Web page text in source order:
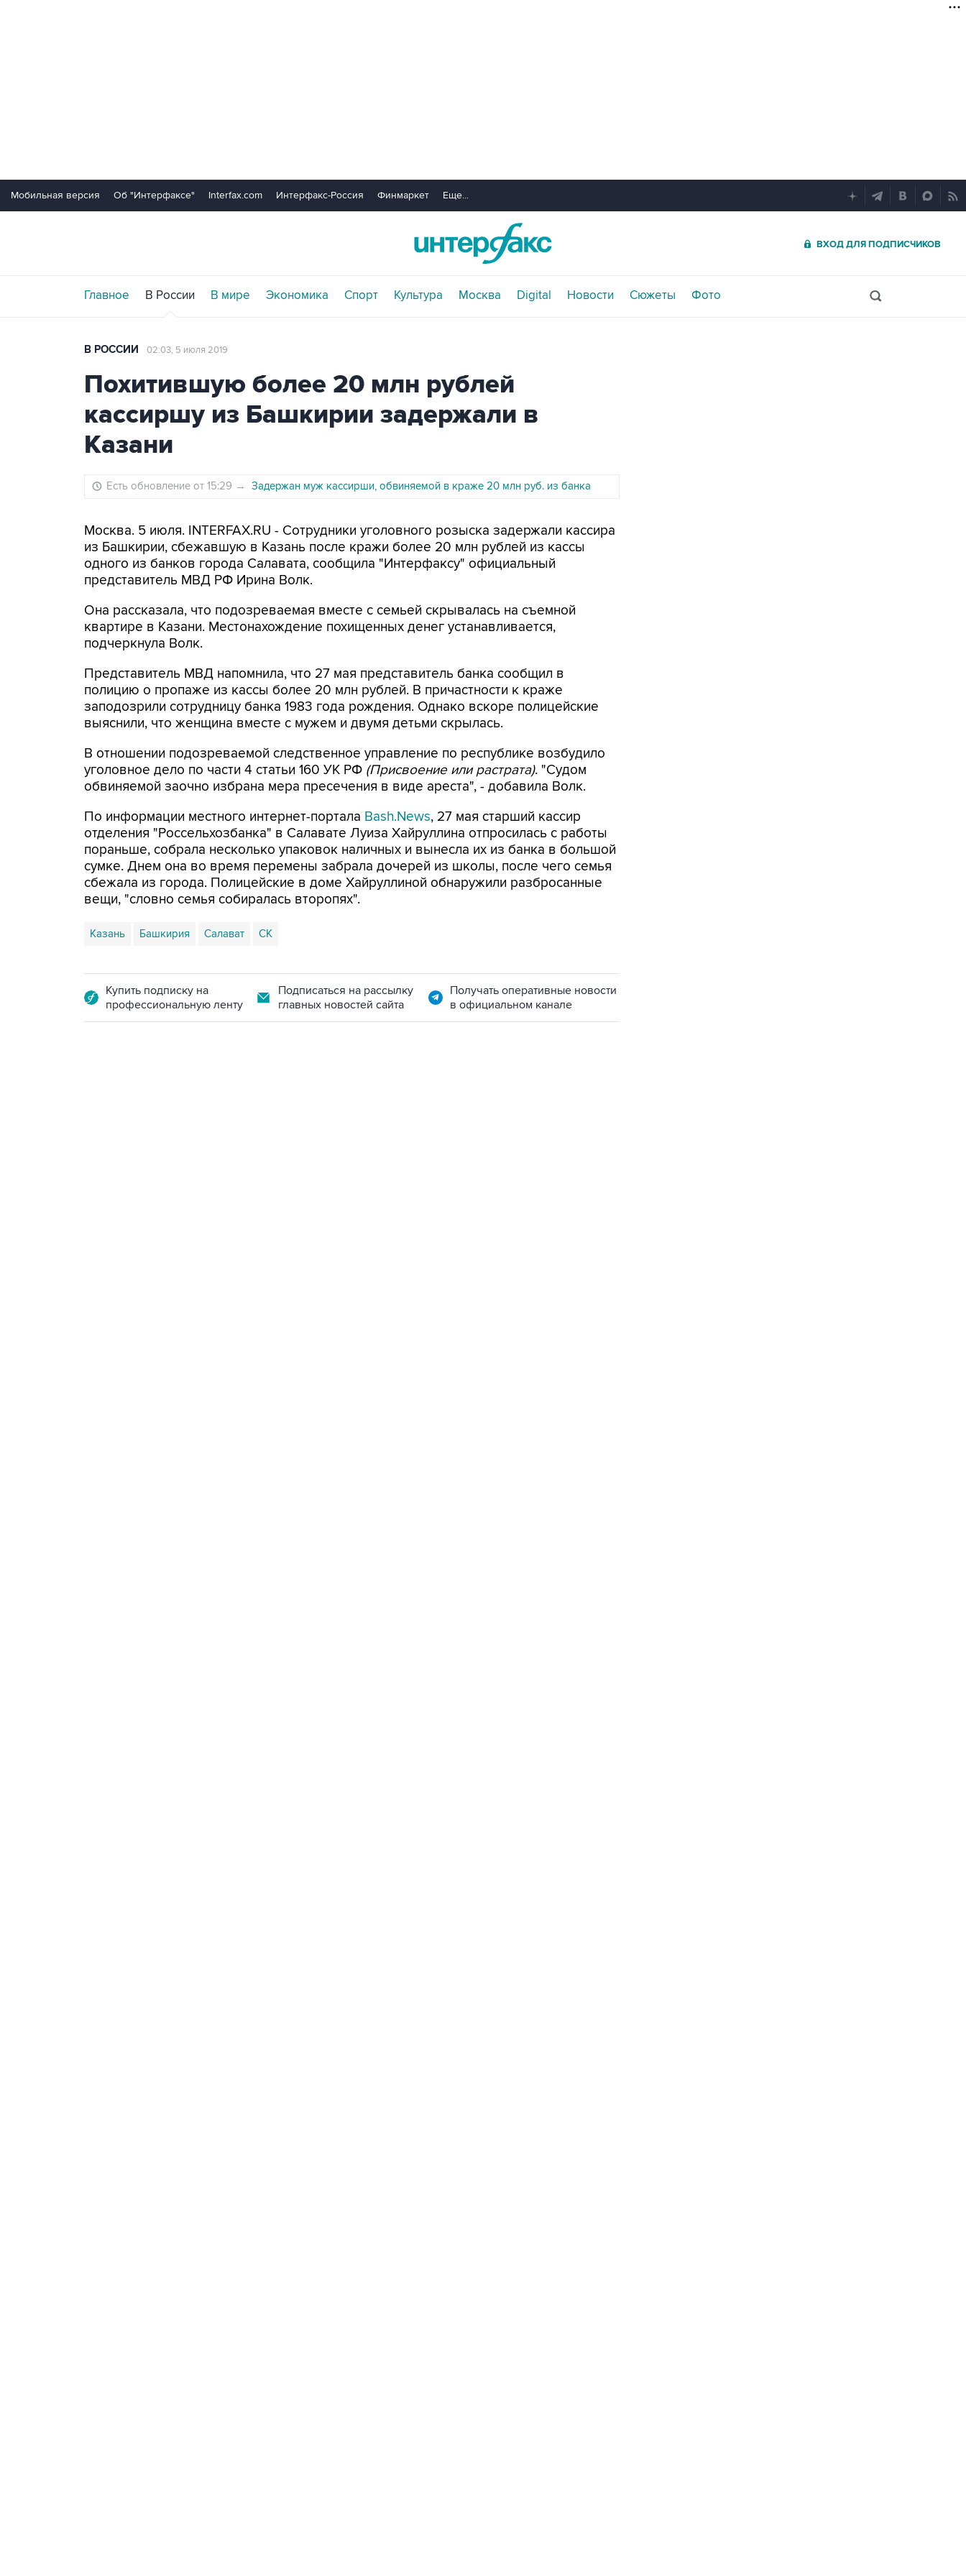
Мобильная версия Об "Интерфаксе" Interfax.com Интерфакс-Россия Финмаркет Еще...
ВХОД ДЛЯ ПОДПИСЧИКОВ
Главное В России В мире Экономика Спорт Культура Москва Digital Новости Сюжеты Фото
В РОССИИ 02:03, 5 июля 2019
Похитившую более 20 млн рублей
кассиршу из Башкирии задержали в
Казани
Есть обновление от 15:29 → Задержан муж кассирши, обвиняемой в краже 20 млн руб. из банка
Москва. 5 июля. INTERFAX.RU - Сотрудники уголовного розыска задержали кассира
из Башкирии, сбежавшую в Казань после кражи более 20 млн рублей из кассы
одного из банков города Салавата, сообщила "Интерфаксу" официальный
представитель МВД РФ Ирина Волк.
Она рассказала, что подозреваемая вместе с семьей скрывалась на съемной
квартире в Казани. Местонахождение похищенных денег устанавливается,
подчеркнула Волк.
Представитель МВД напомнила, что 27 мая представитель банка сообщил в
полицию о пропаже из кассы более 20 млн рублей. В причастности к краже
заподозрили сотрудницу банка 1983 года рождения. Однако вскоре полицейские
выяснили, что женщина вместе с мужем и двумя детьми скрылась.
В отношении подозреваемой следственное управление по республике возбудило
уголовное дело по части 4 статьи 160 УК РФ (Присвоение или растрата). "Судом
обвиняемой заочно избрана мера пресечения в виде ареста", - добавила Волк.
По информации местного интернет-портала Bash.News, 27 мая старший кассир
отделения "Россельхозбанка" в Салавате Луиза Хайруллина отпросилась с работы
пораньше, собрала несколько упаковок наличных и вынесла их из банка в большой
сумке. Днем она во время перемены забрала дочерей из школы, после чего семья
сбежала из города. Полицейские в доме Хайруллиной обнаружили разбросанные
вещи, "словно семья собиралась второпях".
Казань Башкирия Салават СК
Купить подписку на
профессиональную ленту
Подписаться на рассылку
главных новостей сайта
Получать оперативные новости
в официальном канале